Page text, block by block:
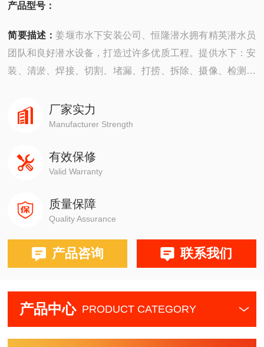
产品型号：
简要描述：姜堰市水下安装公司、恒隆潜水拥有精英潜水员
团队和良好潜水设备，打造过许多优质工程。提供水下：安
装、清淤、焊接、切割、堵漏、打捞、拆除、摄像、检测、
程，有着严密的安全组织机构，*的质量保证体系，严格的
安全措施，并以高质量快速度、守信誉而深受广大业主企业
厂家实力
Manufacturer Strength
有效保修
Valid Warranty
质量保障
Quality Assurance
产品咨询 联系我们
产品中心 PRODUCT CATEGORY